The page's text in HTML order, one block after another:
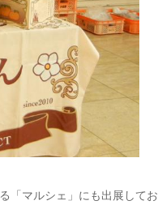
「マルシェ」にも出展して